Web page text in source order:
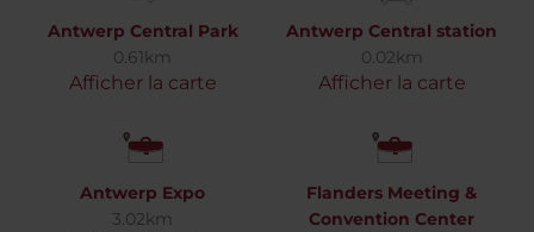
Antwerp Central Park
0.61km
Afficher la carte
Antwerp Central station
0.02km
Afficher la carte
Antwerp Expo
3.02km
Flanders Meeting &
Convention Center